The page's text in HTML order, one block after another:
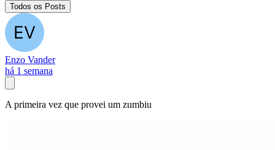
Todos os Posts
Enzo Vander
há 1 semana
A primeira vez que provei um zumbiu